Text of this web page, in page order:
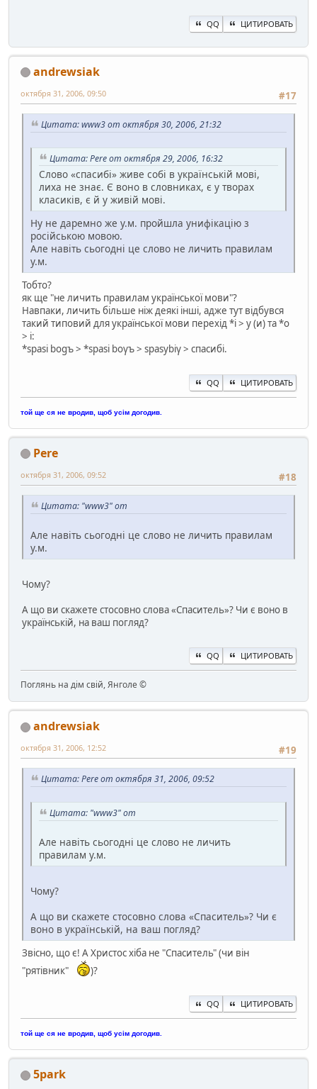
QQ ЦИТИРОВАТЬ
andrewsiak
#17
октября 31, 2006, 09:50
Цитата: www3 от октября 30, 2006, 21:32
Цитата: Pere от октября 29, 2006, 16:32
Слово «спасибі» живе собі в українській мові,
лиха не знає. Є воно в словниках, є у творах
класиків, є й у живій мові.
Ну не даремно же у.м. пройшла унифікацію з
російською мовою.
Але навіть сьогодні це слово не личить правилам
у.м.
Тобто?
як ще "не личить правилам української мови"?
Навпаки, личить більше ніж деякі інші, адже тут відбувся
такий типовий для української мови перехід *i > y (и) та *o
> i:
*spasi bogъ > *spasi boγъ > spasybiγ > спасибі.
QQ ЦИТИРОВАТЬ
той ще ся не вродив, щоб усім догодив.
Pere
#18
октября 31, 2006, 09:52
Цитата: "www3" от
Але навіть сьогодні це слово не личить правилам
у.м.
Чому?
А що ви скажете стосовно слова «Спаситель»? Чи є воно в
українській, на ваш погляд?
QQ ЦИТИРОВАТЬ
Поглянь на дім свій, Янголе ©
andrewsiak
#19
октября 31, 2006, 12:52
Цитата: Pere от октября 31, 2006, 09:52
Цитата: "www3" от
Але навіть сьогодні це слово не личить
правилам у.м.
Чому?
А що ви скажете стосовно слова «Спаситель»? Чи є
воно в українській, на ваш погляд?
Звісно, що є! А Христос хіба не "Спаситель" (чи він
"рятівник"
)?
QQ ЦИТИРОВАТЬ
той ще ся не вродив, щоб усім догодив.
5park